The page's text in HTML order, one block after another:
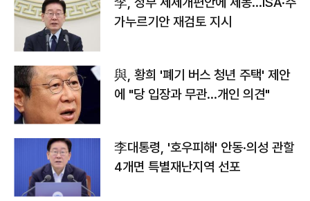
가누르기안 재검토 지시
與, 황희 '폐기 버스 청년 주택' 제안
에 "당 입장과 무관…개인 의견"
李대통령, '호우피해' 안동·의성 관할
4개면 특별재난지역 선포